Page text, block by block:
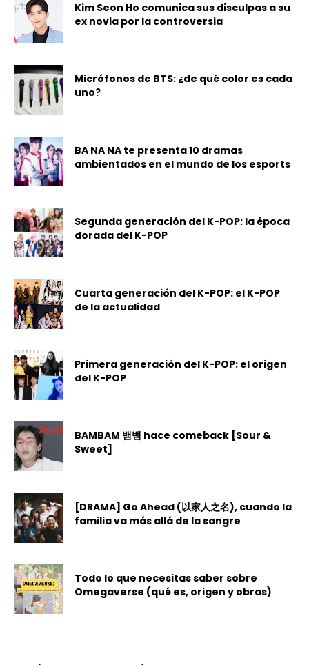
Kim Seon Ho comunica sus disculpas a su
ex novia por la controversia
Micrófonos de BTS: ¿de qué color es cada
uno?
BA NA NA te presenta 10 dramas
ambientados en el mundo de los esports
Segunda generación del K-POP: la época
dorada del K-POP
Cuarta generación del K-POP: el K-POP
de la actualidad
Primera generación del K-POP: el origen
del K-POP
BAMBAM 뱀뱀 hace comeback [Sour &
Sweet]
[DRAMA] Go Ahead (以家人之名), cuando la
familia va más allá de la sangre
Todo lo que necesitas saber sobre
Omegaverse (qué es, origen y obras)